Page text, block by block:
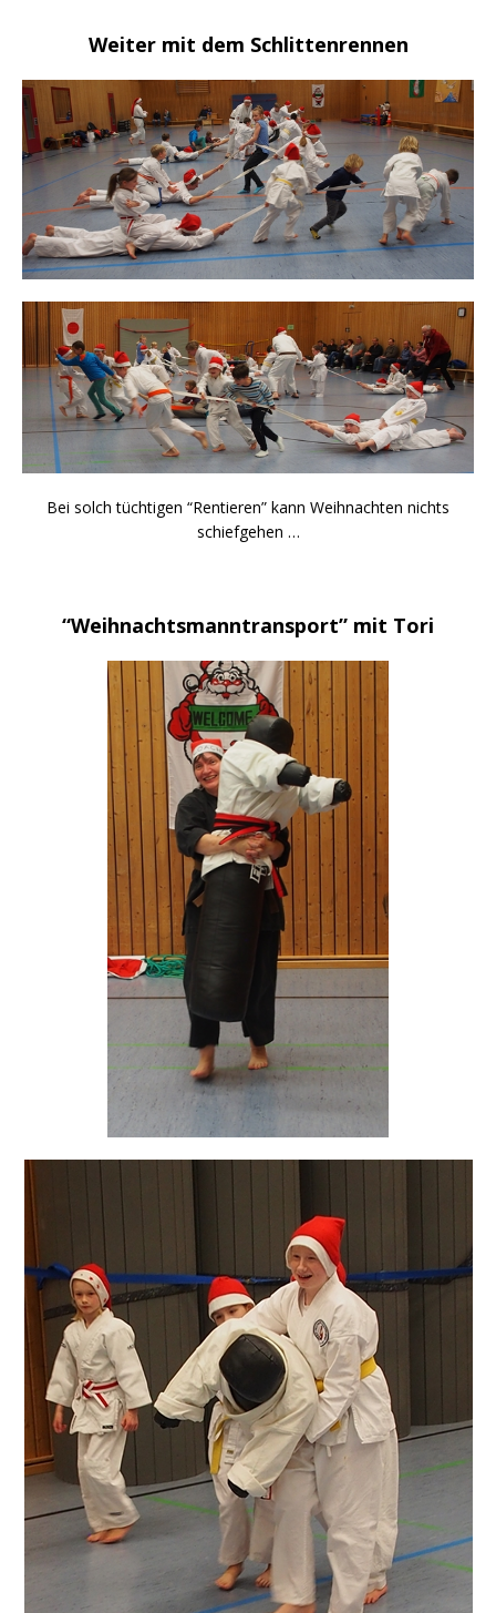
Weiter mit dem Schlittenrennen
Bei solch tüchtigen “Rentieren” kann Weihnachten nichts
schiefgehen …
“Weihnachtsmanntransport” mit Tori